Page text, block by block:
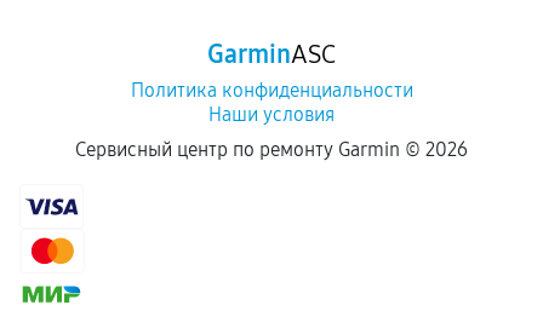
GarminASC
Политика конфиденциальности
Наши условия
Сервисный центр по ремонту Garmin © 2026